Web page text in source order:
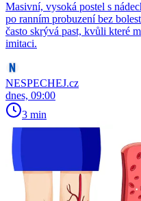
Masivní, vysoká postel s
po ranním probuzení bez
často skrývá past, kvůli které
imitaci.
NESPECHEJ.cz
dnes, 09:00
3 min